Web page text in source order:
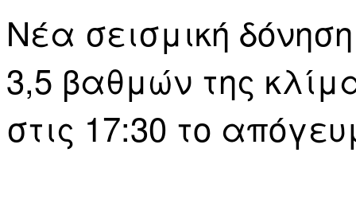
Νέα σεισμική
3,5 βαθμών της
στις 17:30 το